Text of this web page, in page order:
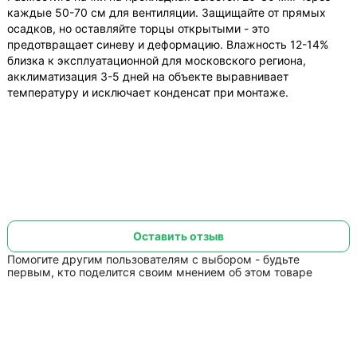
каждые 50-70 см для вентиляции. Защищайте от прямых
осадков, но оставляйте торцы открытыми - это
предотвращает синеву и деформацию. Влажность 12-14%
близка к эксплуатационной для московского региона,
акклиматизация 3-5 дней на объекте выравнивает
температуру и исключает конденсат при монтаже.
Помогите другим пользователям с выбором - будьте
первым, кто поделится своим мнением об этом товаре
Оставить отзыв